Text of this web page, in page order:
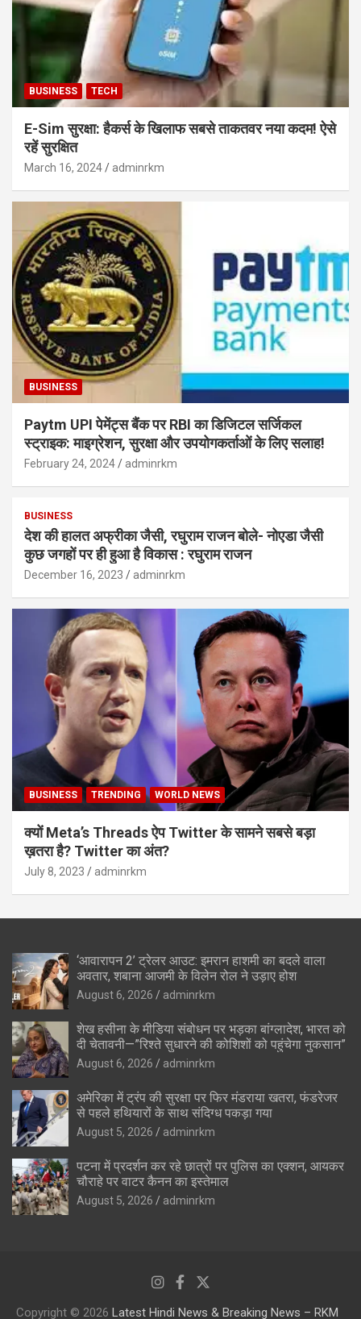
BUSINESS TECH
E-Sim सुरक्षा: हैकर्स के खिलाफ सबसे ताकतवर नया कदम! ऐसे
रहें सुरक्षित
March 16, 2024 adminrkm
BUSINESS
Paytm UPI पेमेंट्स बैंक पर RBI का डिजिटल सर्जिकल
स्ट्राइक: माइग्रेशन, सुरक्षा और उपयोगकर्ताओं के लिए सलाह!
February 24, 2024 adminrkm
BUSINESS
देश की हालत अफ्रीका जैसी, रघुराम राजन बोले- नोएडा जैसी
कुछ जगहों पर ही हुआ है विकास : रघुराम राजन
December 16, 2023 adminrkm
BUSINESS TRENDING WORLD NEWS
क्यों Meta’s Threads ऐप Twitter के सामने सबसे बड़ा
ख़तरा है? Twitter का अंत?
July 8, 2023 adminrkm
‘आवारापन 2’ ट्रेलर आउट: इमरान हाशमी का बदले वाला
अवतार, शबाना आजमी के विलेन रोल ने उड़ाए होश
August 6, 2026 adminrkm
शेख हसीना के मीडिया संबोधन पर भड़का बांग्लादेश, भारत को
दी चेतावनी—”रिश्ते सुधारने की कोशिशों को पहुंचेगा नुकसान”
August 6, 2026 adminrkm
अमेरिका में ट्रंप की सुरक्षा पर फिर मंडराया खतरा, फंडरेजर
से पहले हथियारों के साथ संदिग्ध पकड़ा गया
August 5, 2026 adminrkm
पटना में प्रदर्शन कर रहे छात्रों पर पुलिस का एक्शन, आयकर
चौराहे पर वाटर कैनन का इस्तेमाल
August 5, 2026 adminrkm
Copyright © 2026 Latest Hindi News & Breaking News – RKM